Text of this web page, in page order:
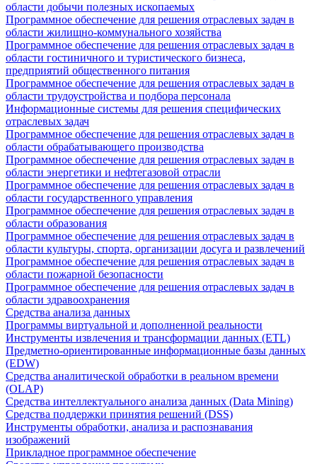
области добычи полезных ископаемых
Программное обеспечение для решения отраслевых задач в
области жилищно-коммунального хозяйства
Программное обеспечение для решения отраслевых задач в
области гостиничного и туристического бизнеса,
предприятий общественного питания
Программное обеспечение для решения отраслевых задач в
области трудоустройства и подбора персонала
Информационные системы для решения специфических
отраслевых задач
Программное обеспечение для решения отраслевых задач в
области обрабатывающего производства
Программное обеспечение для решения отраслевых задач в
области энергетики и нефтегазовой отрасли
Программное обеспечение для решения отраслевых задач в
области государственного управления
Программное обеспечение для решения отраслевых задач в
области образования
Программное обеспечение для решения отраслевых задач в
области культуры, спорта, организации досуга и развлечений
Программное обеспечение для решения отраслевых задач в
области пожарной безопасности
Программное обеспечение для решения отраслевых задач в
области здравоохранения
Средства анализа данных
Программы виртуальной и дополненной реальности
Инструменты извлечения и трансформации данных (ETL)
Предметно-ориентированные информационные базы данных
(EDW)
Средства аналитической обработки в реальном времени
(OLAP)
Средства интеллектуального анализа данных (Data Mining)
Средства поддержки принятия решений (DSS)
Инструменты обработки, анализа и распознавания
изображений
Прикладное программное обеспечение